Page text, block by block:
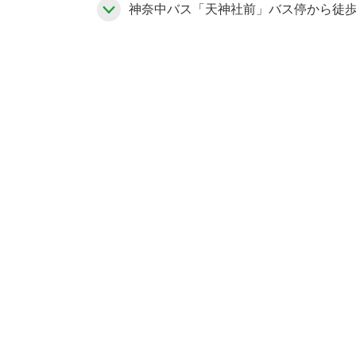
神奈中バス「天神社前」バス停から徒